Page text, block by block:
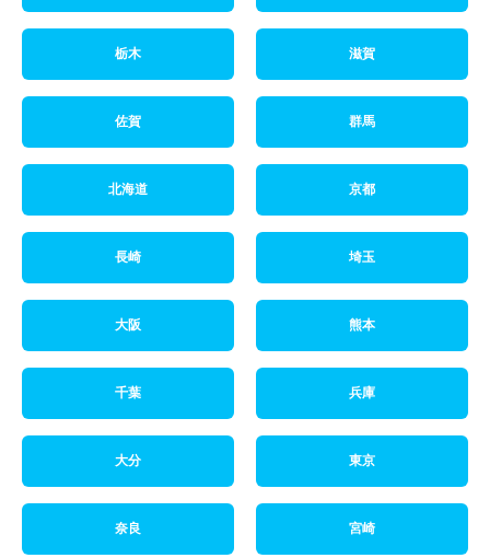
栃木 滋賀
佐賀 群馬
北海道 京都
長崎 埼玉
大阪 熊本
千葉 兵庫
大分 東京
奈良 宮崎